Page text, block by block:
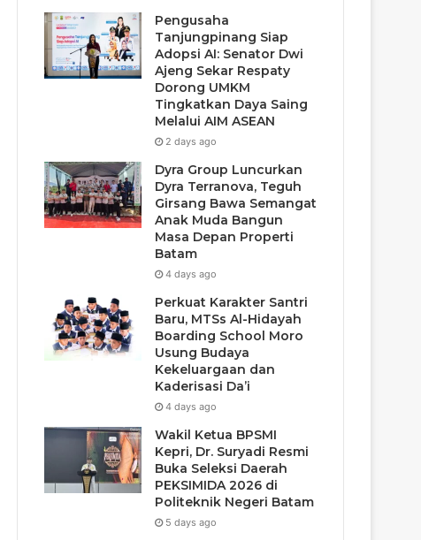
Pengusaha
Tanjungpinang Siap
Adopsi AI: Senator Dwi
Ajeng Sekar Respaty
Dorong UMKM
Tingkatkan Daya Saing
Melalui AIM ASEAN
2 days ago
Dyra Group Luncurkan
Dyra Terranova, Teguh
Girsang Bawa Semangat
Anak Muda Bangun
Masa Depan Properti
Batam
4 days ago
Perkuat Karakter Santri
Baru, MTSs Al-Hidayah
Boarding School Moro
Usung Budaya
Kekeluargaan dan
Kaderisasi Da’i
4 days ago
Wakil Ketua BPSMI
Kepri, Dr. Suryadi Resmi
Buka Seleksi Daerah
PEKSIMIDA 2026 di
Politeknik Negeri Batam
5 days ago